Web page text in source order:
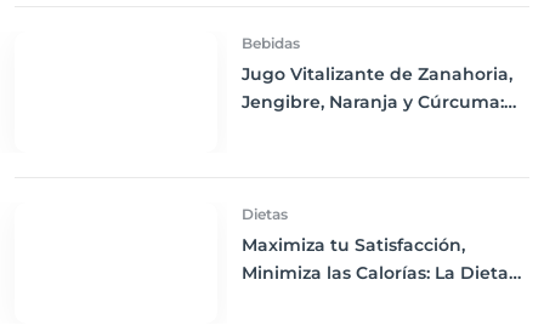
Bebidas
Jugo Vitalizante de Zanahoria,
Jengibre, Naranja y Cúrcuma:
Dietas
Maximiza tu Satisfacción,
Minimiza las Calorías: La Dieta